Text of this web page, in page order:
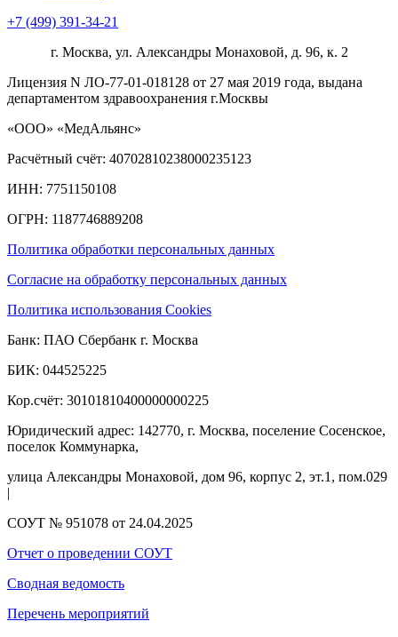
+7 (499) 391-34-21
г. Москва, ул. Александры Монаховой, д. 96, к. 2
Лицензия N ЛО-77-01-018128 от 27 мая 2019 года, выдана
департаментом здравоохранения г.Москвы
«ООО» «МедАльянс»
Расчётный счёт: 40702810238000235123
ИНН: 7751150108
ОГРН: 1187746889208​
Политика обработки персональных данных
Согласие на обработку персональных данных
Политика использования Cookies
Банк: ПАО Сбербанк г. Москва
БИК: 044525225
Кор.счёт: 30101810400000000225
Юридический адрес: 142770, г. Москва, поселение Сосенское,
поселок Коммунарка,
улица Александры Монаховой, дом 96, корпус 2, эт.1, пом.029
|
СОУТ № 951078 от 24.04.2025
Отчет о проведении СОУТ
Сводная ведомость
Перечень мероприятий